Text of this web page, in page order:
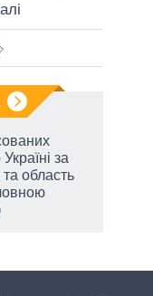
за
та область